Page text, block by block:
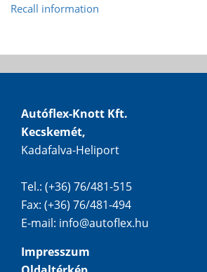
Recall information
Autóflex-Knott Kft.
Kecskemét,
Kadafalva-Heliport
Tel.: (+36) 76/481-515
Fax: (+36) 76/481-494
E-mail: info@autoflex.hu
Impresszum